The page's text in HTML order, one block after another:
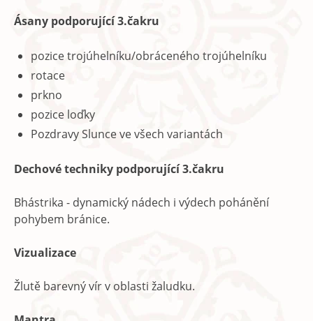
Ásany podporující 3.čakru
pozice trojúhelníku/obráceného trojúhelníku
rotace
prkno
pozice loďky
Pozdravy Slunce ve všech variantách
Dechové techniky podporující 3.čakru
Bhástrika - dynamický nádech i výdech pohánění
pohybem bránice.
Vizualizace
Žlutě barevný vír v oblasti žaludku.